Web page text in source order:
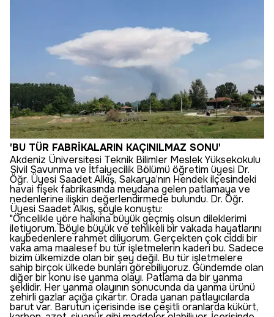
'BU TÜR FABRİKALARIN KAÇINILMAZ SONU'
Akdeniz Üniversitesi Teknik Bilimler Meslek Yüksekokulu
Sivil Savunma ve İtfaiyecilik Bölümü öğretim üyesi Dr.
Öğr. Üyesi Saadet Alkış, Sakarya’nın Hendek ilçesindeki
havai fişek fabrikasında meydana gelen patlamaya ve
nedenlerine ilişkin değerlendirmede bulundu. Dr. Öğr.
Üyesi Saadet Alkış, şöyle konuştu:
"Öncelikle yöre halkına büyük geçmiş olsun dileklerimi
iletiyorum. Böyle büyük ve tehlikeli bir vakada hayatlarını
kaybedenlere rahmet diliyorum. Gerçekten çok ciddi bir
vaka ama maalesef bu tür işletmelerin kaderi bu. Sadece
bizim ülkemizde olan bir şey değil. Bu tür işletmelere
sahip birçok ülkede bunları görebiliyoruz. Gündemde olan
diğer bir konu ise yanma olayı. Patlama da bir yanma
şeklidir. Her yanma olayının sonucunda da yanma ürünü
zehirli gazlar açığa çıkartır. Orada yanan patlayıcılarda
barut var. Barutun içerisinde ise çeşitli oranlarda kükürt,